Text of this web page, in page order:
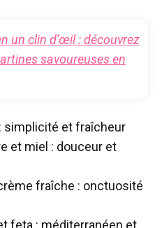
un clin d’œil : découvrez
savoureuses en
simplicité et fraîcheur
et miel : douceur et
fraîche : onctuosité